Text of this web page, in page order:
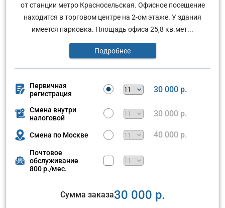
от станции метро Красносельская. Офисное посещение
находится в торговом центре на 2-ом этаже. У здания
имеется парковка. Площадь офиса 25,8 кв.мет...
Подробнее
Первичная
регистрация
30 000 р.
Смена внутри
налоговой
30 000 р.
Смена по Москве 40 000 р.
Почтовое
обслуживание
800 р./мес.
Сумма заказа30 000 р.